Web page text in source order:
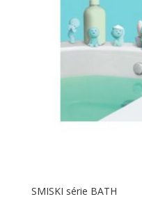
SMISKI série BATH